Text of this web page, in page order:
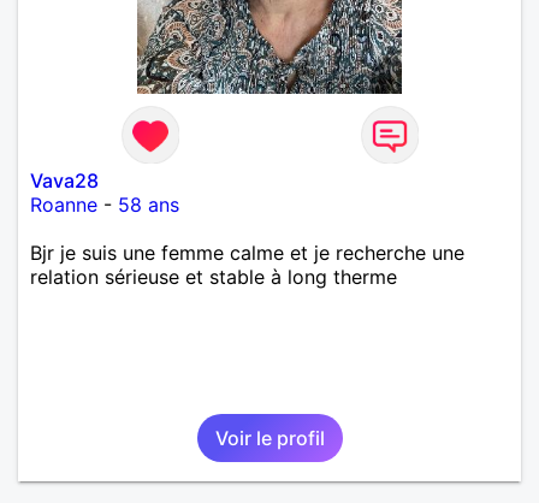
Vava28
Roanne - 58 ans
Bjr je suis une femme calme et je recherche une
relation sérieuse et stable à long therme
Voir le profil